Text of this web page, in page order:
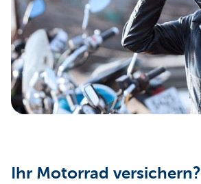
Particulieren
Ihr Motorrad versichern?